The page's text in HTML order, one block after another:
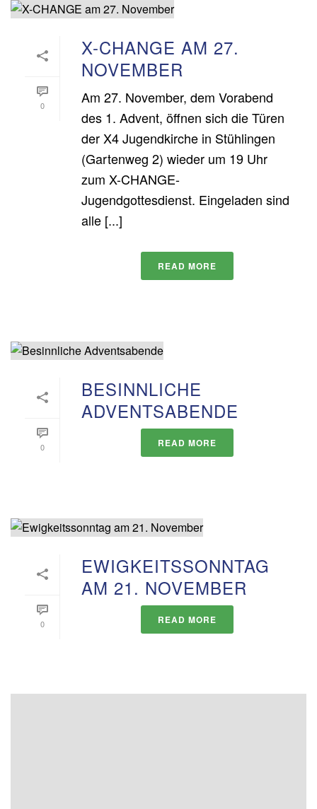
0
X-CHANGE AM 27.
NOVEMBER
Am 27. November, dem Vorabend
des 1. Advent, öffnen sich die Türen
der X4 Jugendkirche in Stühlingen
(Gartenweg 2) wieder um 19 Uhr
zum X-CHANGE-
Jugendgottesdienst. Eingeladen sind
alle [...]
READ MORE
0
BESINNLICHE
ADVENTSABENDE
READ MORE
0
EWIGKEITSSONNTAG
AM 21. NOVEMBER
READ MORE